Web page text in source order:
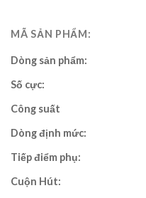
MÃ SẢN PHẨM:
Dòng sản phẩm:
Số cực:
Công suất
Dòng định mức:
Tiếp điểm phụ:
Cuộn Hút: